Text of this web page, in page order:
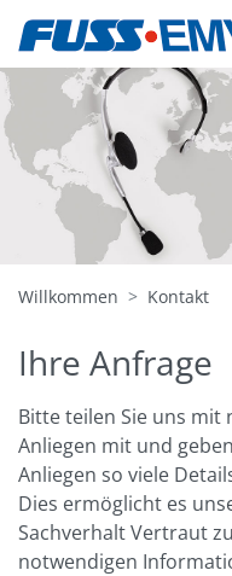
Willkommen Kontakt
Ihre Anfrage
Bitte teilen Sie uns
Anliegen mit und
Anliegen so viele
Dies ermöglicht es
Sachverhalt Vertraut
notwendigen